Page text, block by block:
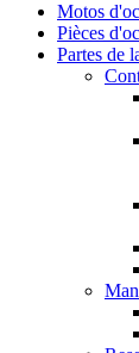
Motos
Pièces
Partes de